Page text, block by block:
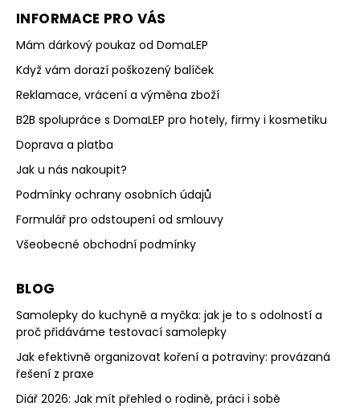
INFORMACE PRO VÁS
Mám dárkový poukaz od DomaLEP
Když vám dorazí poškozený balíček
Reklamace, vrácení a výměna zboží
B2B spolupráce s DomaLEP pro hotely, firmy i kosmetiku
Doprava a platba
Jak u nás nakoupit?
Podmínky ochrany osobních údajů
Formulář pro odstoupení od smlouvy
Všeobecné obchodní podmínky
BLOG
Samolepky do kuchyně a myčka: jak je to s odolností a
proč přidáváme testovací samolepky
Jak efektivně organizovat koření a potraviny: provázaná
řešení z praxe
Diář 2026: Jak mít přehled o rodině, práci i sobě